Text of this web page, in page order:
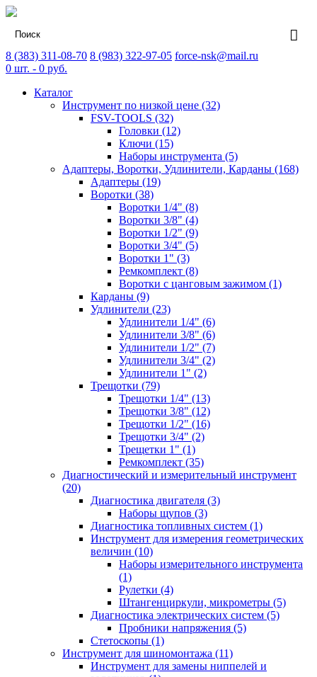
8 (383) 311-08-70 8 (983) 322-97-05 force-nsk@mail.ru
0 шт. - 0 руб.
Каталог
Инструмент по низкой цене (32)
FSV-TOOLS (32)
Головки (12)
Ключи (15)
Наборы инструмента (5)
Адаптеры, Воротки, Удлинители, Карданы (168)
Адаптеры (19)
Воротки (38)
Воротки 1/4" (8)
Воротки 3/8" (4)
Воротки 1/2" (9)
Воротки 3/4" (5)
Воротки 1" (3)
Ремкомплект (8)
Воротки с цанговым зажимом (1)
Карданы (9)
Удлинители (23)
Удлинители 1/4" (6)
Удлинители 3/8" (6)
Удлинители 1/2" (7)
Удлинители 3/4" (2)
Удлинители 1" (2)
Трещотки (79)
Трещотки 1/4" (13)
Трещотки 3/8" (12)
Трещотки 1/2" (16)
Трещотки 3/4" (2)
Трещетки 1" (1)
Ремкомплект (35)
Диагностический и измерительный инструмент
(20)
Диагностика двигателя (3)
Наборы щупов (3)
Диагностика топливных систем (1)
Инструмент для измерения геометрических
величин (10)
Наборы измерительного инструмента
(1)
Рулетки (4)
Штангенциркули, микрометры (5)
Диагностика электрических систем (5)
Пробники напряжения (5)
Стетоскопы (1)
Инструмент для шиномонтажа (11)
Инструмент для замены ниппелей и